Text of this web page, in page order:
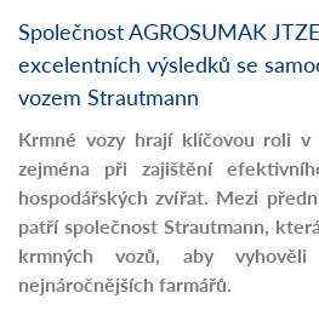
Společnost AGROSUMAK
excelentních výsledků se
vozem Strautmann
Krmné vozy hrají klíčovou roli v
zejména při zajištění
hospodářských zvířat. Mezi
patří společnost Strautmann,
krmných vozů, aby
nejnáročnějších farmářů.